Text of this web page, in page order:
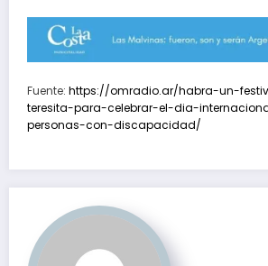
Fuente: https://omradio.ar/habra-un-
teresita-para-celebrar-el-dia-
personas-con-discapacidad/